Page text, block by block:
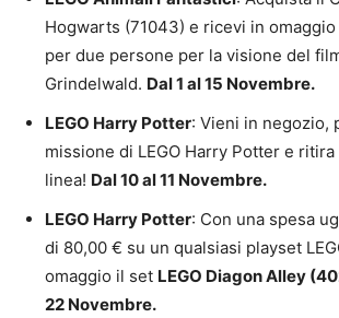
Hogwarts (71043) e ricevi in
per due persone per la visione del
Grindelwald. Dal 1 al 15 Novembre.
LEGO Harry Potter: Vieni in negozio,
missione di LEGO Harry Potter e
linea! Dal 10 al 11 Novembre.
LEGO Harry Potter: Con una spesa
di 80,00 € su un qualsiasi playset
omaggio il set LEGO Diagon Alley
22 Novembre.